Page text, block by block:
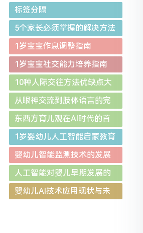
标签分隔
5个家长必须掌握的解决方法
1岁宝宝作息调整指南
1岁宝宝社交能力培养指南
10种人际交往方法优缺点大
比拼
从眼神交流到肢体语言的完
整发展图谱
东西方育儿观在AI时代的首
次交锋
1岁婴幼儿人工智能启蒙教育
的理念比较与实证研究
婴幼儿智能监测技术的发展
趋势
人工智能对婴儿早期发展的
影响研究
婴幼儿AI技术应用现状与未